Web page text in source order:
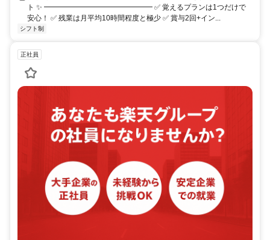
ト ✨ ━━━━━━━━━━━━━━━ ✅ 覚えるプランは1つだけで
安心！ ✅ 残業は月平均10時間程度と極少 ✅ 賞与2回+イン...
シフト制
正社員